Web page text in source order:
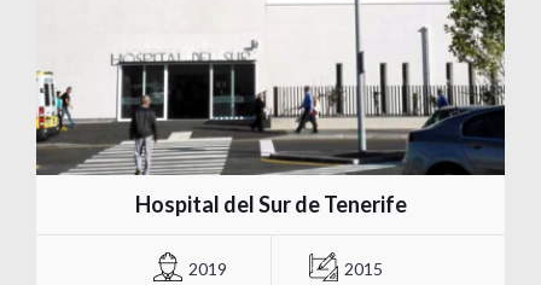
Hospital del Sur de Tenerife
2019 2015